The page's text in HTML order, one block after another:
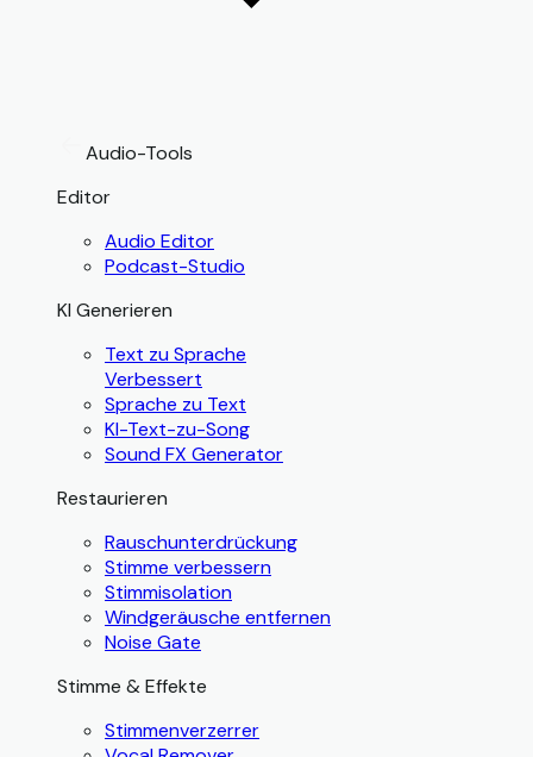
Audio-Tools
Editor
Audio Editor
Podcast-Studio
KI Generieren
Text zu Sprache
Verbessert
Sprache zu Text
KI-Text-zu-Song
Sound FX Generator
Restaurieren
Rauschunterdrückung
Stimme verbessern
Stimmisolation
Windgeräusche entfernen
Noise Gate
Stimme & Effekte
Stimmenverzerrer